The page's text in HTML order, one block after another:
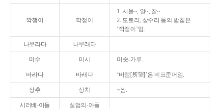
깍쟁이 깍정이
1. 서울~, 알~, 찰~.
2. 도토리, 상수리 등의 받침은
‘깍정이’임.
나무라다 나무래다
미수 미시 미숫-가루.
바라다 바래다 ‘바램[所望]’은 비표준어임.
상추 상치 ~쌈.
시러베-아들 실업의-아들